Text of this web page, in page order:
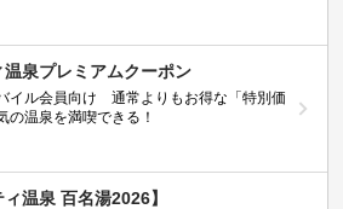
温泉プレミアムクーポン
イル会員向け 通常よりもお得な「特別価
の温泉を満喫できる！
ィ温泉 百名湯2026】